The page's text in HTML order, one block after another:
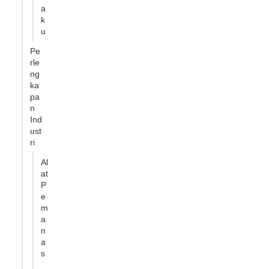
a
k
u
Pe
rle
ng
ka
pa
n
Ind
ust
ri
Al
at
P
e
m
a
n
a
s